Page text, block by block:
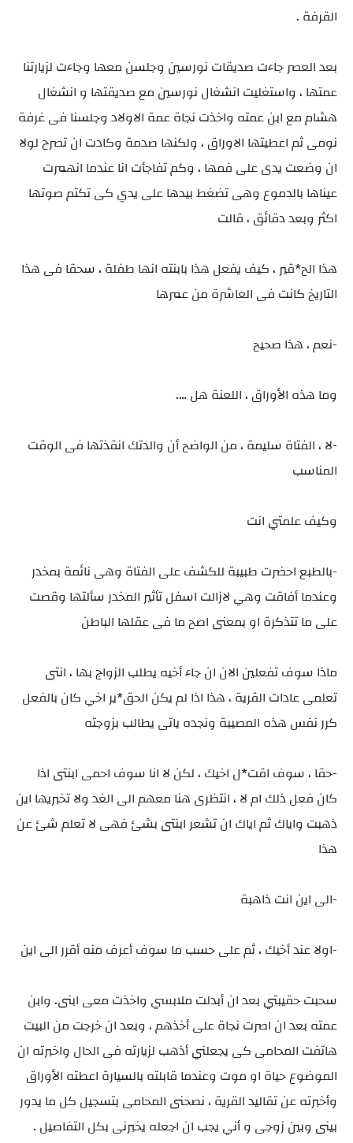
القرفة .
بعد العصر جاءت صديقات نورسين وجلسن معها وجاءت لزيارتنا
عمتها ، واستغليت انشغال نورسين مع صديقتها و انشغال
هشام مع ابن عمته واخذت نجاة عمة الاولاد وجلسنا فى غرفة
نومى ثم اعطيتها الاوراق ، ولكنها صدمة وكادت ان تصرح لولا
ان وضعت يدى على فمها ، وكم تفاجأت انا عندما انهمرت
عيناها بالدموع وهى تضغط بيدها على يدي كى تكتم صوتها
اكثر وبعد دقائق ، قالت
هذا الح*قير ، كيف يفعل هذا بابنته انها طفلة ، سحقا فى هذا
التاريخ كانت فى العاشرة من عمرها
-نعم ، هذا صحيح
وما هذه الأوراق ، اللعنة هل ….
-لا ، الفتاة سليمة ، من الواضح أن والدتك انقذتها فى الوقت
المناسب
وكيف علمتي انت
-بالطبع احضرت طبيبة للكشف على الفتاة وهى نائمة بمخدر
وعندما أفاقت وهي لازالت اسفل تأثير المخدر سألتها وقصت
على ما تتذكرة او بمعنى اصح ما فى عقلها الباطن
ماذا سوف تفعلين الان ان جاء أخيه يطلب الزواج بها ، انتى
تعلمى عادات القرية ، هذا اذا لم يكن الحق*ير اخي كان بالفعل
كرر نفس هذه المصيبة ونجده ياتى يطالب بزوجته
-حقا ، سوف اقت*ل اخيك ، لكن لا انا سوف احمى ابنتى اذا
كان فعل ذلك ام لا ، انتظرى هنا معهم الى الغد ولا تخبريها اين
ذهبت واياك ثم اياك ان تشعر ابنتى بشئ فهى لا تعلم شئ عن
هذا
-الى اين انت ذاهبة
-اولا عند أخيك ، ثم على حسب ما سوف أعرف منه أقرر الى اين
سحبت حقيبتي بعد ان أبدلت ملابسي واخذت معى ابنى. وابن
عمته بعد ان اصرت نجاة على أخذهم ، وبعد ان خرجت من البيت
هاتفت المحامى كى يجعلني أذهب لزيارته فى الحال واخبرته ان
الموضوع حياة او موت وعندما قابلته بالسيارة اعطته الأوراق
وأخبرته عن تقاليد القرية ، نصحنى المحامى بتسجيل كل ما يدور
بينى وبين زوجى و أني يجب ان اجعله يخبرنى بكل التفاصيل .